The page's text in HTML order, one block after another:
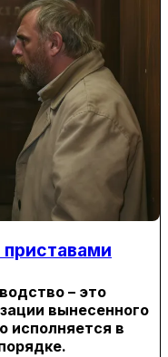
– это
вынесенного
исполняется в